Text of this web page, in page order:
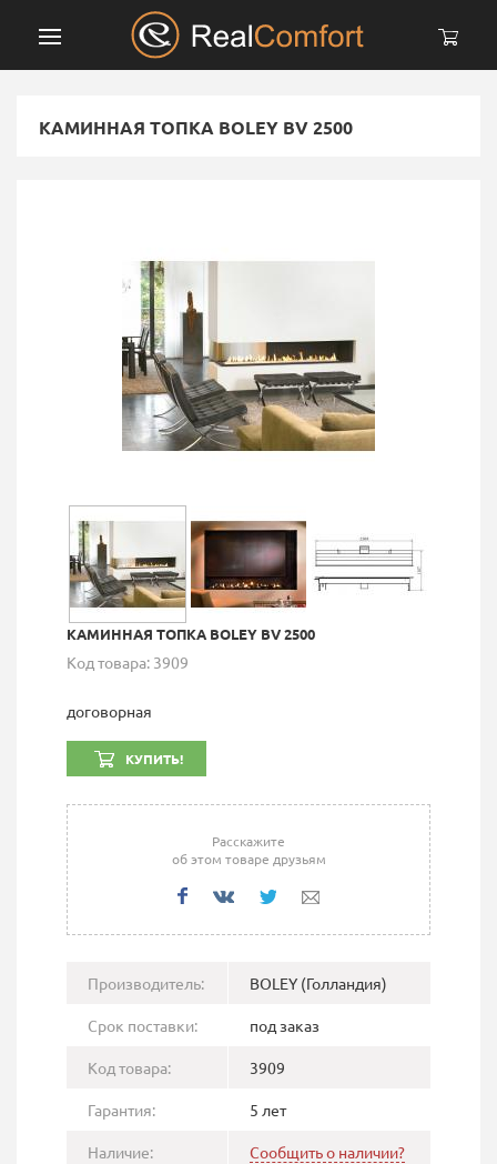
КАМИННАЯ ТОПКА BOLEY BV 2500
КАМИННАЯ ТОПКА BOLEY BV 2500
Код товара: 3909
договорная
КУПИТЬ!
Расскажите
об этом товаре друзьям
Производитель: BOLEY (Голландия)
Срок поставки: под заказ
Код товара: 3909
Гарантия: 5 лет
Наличие: Сообщить о наличии?